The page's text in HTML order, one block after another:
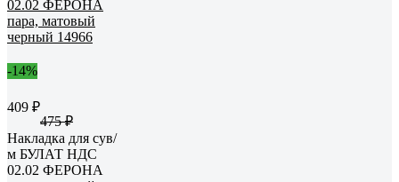
-14%
409 ₽
475 ₽
Накладка для сув/
м БУЛАТ НДС
02.02 ФЕРОНА